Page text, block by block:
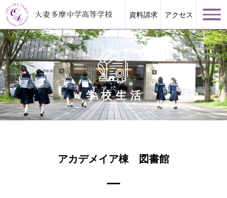
資料請求 アクセス
学校案内 学校生活
アカデメイア棟 図書館